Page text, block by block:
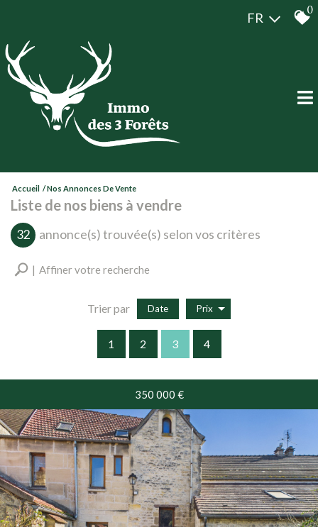
FR 0
Accueil Nos Annonces De Vente
Liste de nos biens à vendre
32 annonce(s) trouvée(s) selon vos critères
Affiner votre recherche
RECHERCHER
+ de critères
+
Trier par Date Prix
1 2 3 4
350 000 €